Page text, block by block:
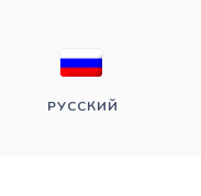
РУССКИЙ